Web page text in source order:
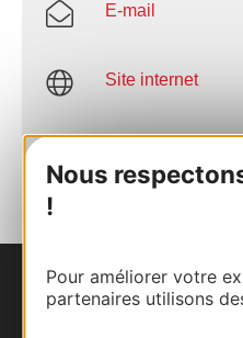
Nous
!
Pour améliorer votre
partenaires utilisons
E-mail
Site internet
Nous contacter